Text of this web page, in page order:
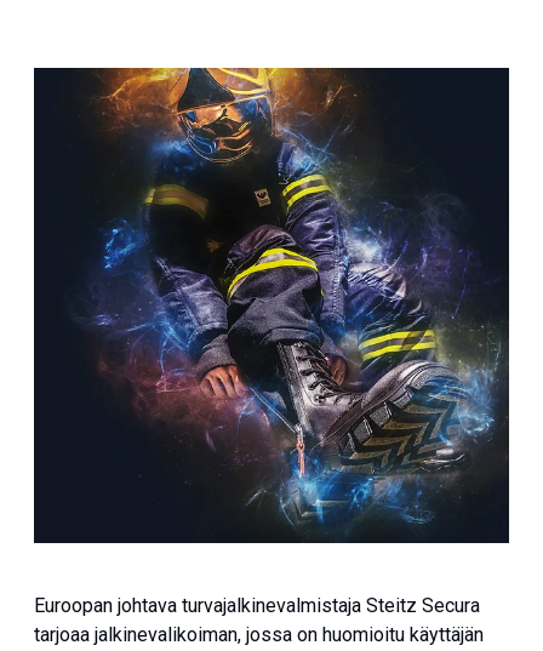
Euroopan johtava turvajalkinevalmistaja Steitz Secura
tarjoaa jalkinevalikoiman, jossa on huomioitu käyttäjän